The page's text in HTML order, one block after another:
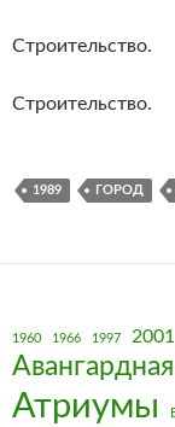
Строительство.
Строительство.
1989 ГОРОД
1960 1966 1997 2001
Атриумы